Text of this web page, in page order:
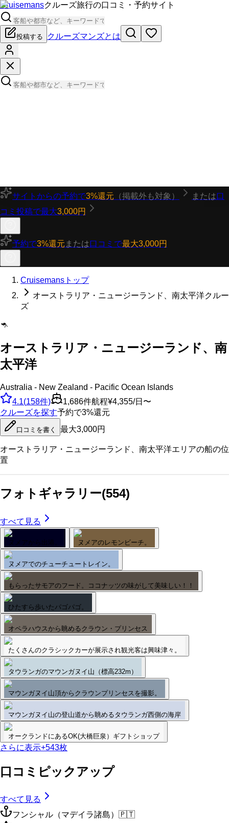
Cruisemansクルーズ旅行の口コミ・予約サイト
投稿する クルーズマンズとは
サイトからの予約で3%還元 （掲載外も対象） または口
コミ投稿で最大3,000円
予約で3%還元 または口コミで最大3,000円
Cruisemansトップ
オーストラリア・ニュージーランド、南太平洋クルー
ズ
🦘
オーストラリア・ニュージーランド、南
太平洋
Australia - New Zealand - Pacific Ocean Islands
4.1(158件) 1,686件航程¥4,355/日〜
クルーズを探す予約で3%還元
口コミを書く 最大3,000円
オーストラリア・ニュージーランド、南太平洋エリアの船の位
置
フォトギャラリー(554)
すべて見る
ヌメアから出港。 ヌメアのレモンビーチ。
ヌメアでのチューチュートレイン。
もらったサモアのフード。ココナッツの味がして美味しい！！
ひたすら歩いたパゴパゴ。
オペラハウスから眺めるクラウン・プリンセス
たくさんのクラシックカーが展示され観光客は興味津々。
タウランガのマウンガヌイ山（標高232m）
マウンガヌイ山頂からクラウンプリンセスを撮影。
マウンガヌイ山の登山道から眺めるタウランガ西側の海岸
オークランドにあるOK(大橋巨泉）ギフトショップ
さらに表示+543枚
口コミピックアップ
すべて見る
フンシャル（マデイラ諸島） 🇵🇹